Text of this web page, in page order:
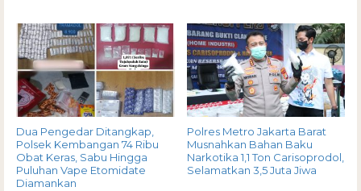
Dua Pengedar Ditangkap,
Polsek Kembangan 74 Ribu
Obat Keras, Sabu Hingga
Puluhan Vape Etomidate
Diamankan
Polres Metro Jakarta Barat
Musnahkan Bahan Baku
Narkotika 1,1 Ton Carisoprodol,
Selamatkan 3,5 Juta Jiwa